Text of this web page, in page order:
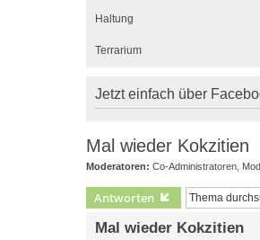
Haltung
Terrarium
Jetzt einfach über
Mal wieder Kokzitien
Moderatoren: Co-Administratoren
Antworten
Mal wieder Kokzitien